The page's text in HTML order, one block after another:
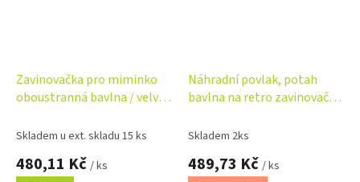
Zavinovačka pro miminko
oboustranná bavlna / velvet
Skladem u ext. skladu 15 ks
480,11 Kč / ks
Náhradní povlak, potah
bavlna na retro zavinovačku
Skladem 2ks
489,73 Kč / ks